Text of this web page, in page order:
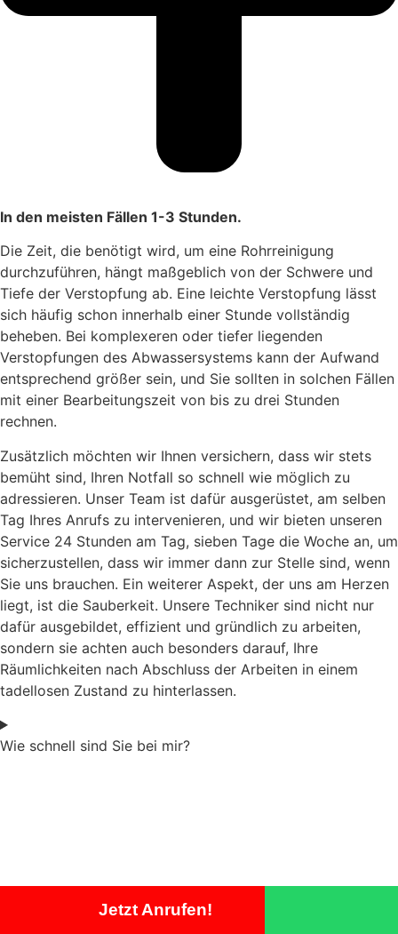
In den meisten Fällen 1-3 Stunden.
Die Zeit, die benötigt wird, um eine Rohrreinigung
durchzuführen, hängt maßgeblich von der Schwere und
Tiefe der Verstopfung ab. Eine leichte Verstopfung lässt
sich häufig schon innerhalb einer Stunde vollständig
beheben. Bei komplexeren oder tiefer liegenden
Verstopfungen des Abwassersystems kann der Aufwand
entsprechend größer sein, und Sie sollten in solchen Fällen
mit einer Bearbeitungszeit von bis zu drei Stunden
rechnen.
Zusätzlich möchten wir Ihnen versichern, dass wir stets
bemüht sind, Ihren Notfall so schnell wie möglich zu
adressieren. Unser Team ist dafür ausgerüstet, am selben
Tag Ihres Anrufs zu intervenieren, und wir bieten unseren
Service 24 Stunden am Tag, sieben Tage die Woche an, um
sicherzustellen, dass wir immer dann zur Stelle sind, wenn
Sie uns brauchen. Ein weiterer Aspekt, der uns am Herzen
liegt, ist die Sauberkeit. Unsere Techniker sind nicht nur
dafür ausgebildet, effizient und gründlich zu arbeiten,
sondern sie achten auch besonders darauf, Ihre
Räumlichkeiten nach Abschluss der Arbeiten in einem
tadellosen Zustand zu hinterlassen.
Wie schnell sind Sie bei mir?
Jetzt Anrufen!